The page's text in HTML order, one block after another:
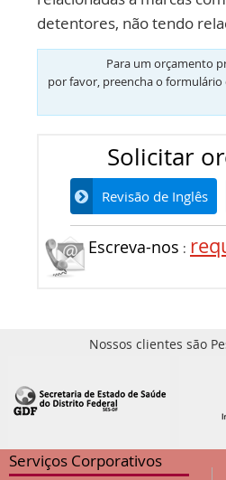
detentores, não tendo
Para um orçamento
por favor, preencha o formulário
Solicitar
Revisão de Inglês
Escreva-nos :
Nossos clientes são
Serviços Corporativos